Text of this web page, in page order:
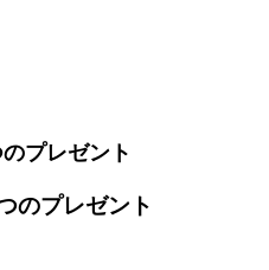
プレゼント
のプレゼント